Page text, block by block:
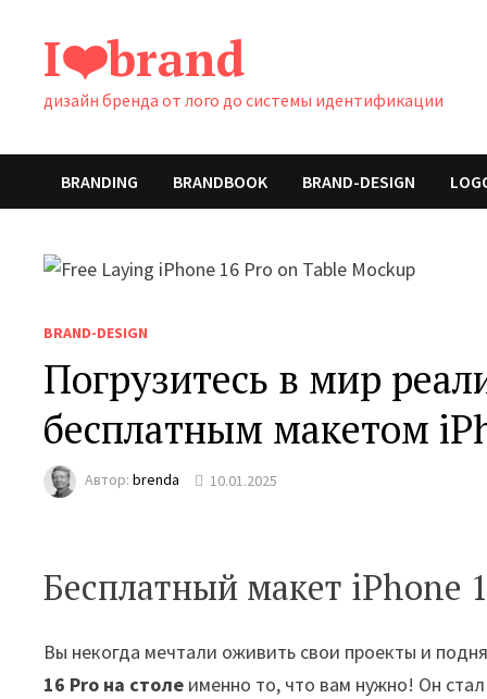
содержимому
I❤️brand
дизайн бренда от лого до системы идентификации
BRANDING BRANDBOOK BRAND-DESIGN
BRAND-DESIGN
Погрузитесь в мир
бесплатным макетом
Автор:brenda 10.01.2025
Бесплатный макет iPhone
Вы некогда мечтали оживить свои проекты и
16 Pro на столе именно то, что вам нужно! Он